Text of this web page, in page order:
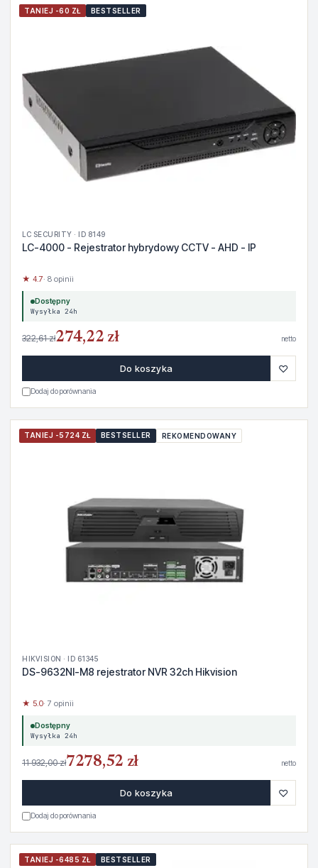
TANIEJ -60 ZŁ BESTSELLER
LC SECURITY · ID 8149
LC-4000 - Rejestrator hybrydowy CCTV - AHD - IP
★ 4.7· 8 opinii
Dostępny
Wysyłka 24h
322,61 zł274,22 zł netto
Do koszyka ♡
Dodaj do porównania
TANIEJ -5724 ZŁ BESTSELLER REKOMENDOWANY
HIKVISION · ID 61345
DS-9632NI-M8 rejestrator NVR 32ch Hikvision
★ 5.0· 7 opinii
Dostępny
Wysyłka 24h
11 932,00 zł7278,52 zł netto
Do koszyka ♡
Dodaj do porównania
TANIEJ -6485 ZŁ BESTSELLER